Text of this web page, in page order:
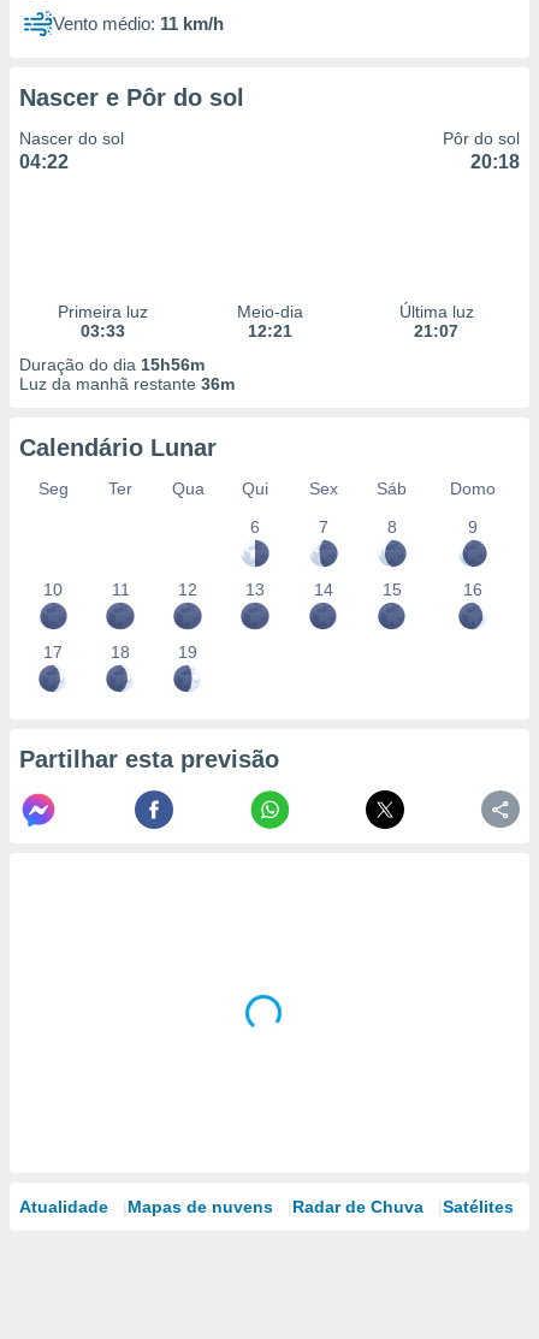
Vento médio: 11 km/h
Nascer e Pôr do sol
Nascer do sol
04:22
Pôr do sol
20:18
Primeira luz
03:33
Meio-dia
12:21
Última luz
21:07
Duração do dia 15h56m
Luz da manhã restante 36m
Calendário Lunar
Seg Ter Qua Qui Sex Sáb
Domo
6
7 8 9
10 11 12 13 14 15 16
17 18 19
Partilhar esta previsão
Atualidade Mapas de nuvens Radar de Chuva Satélites